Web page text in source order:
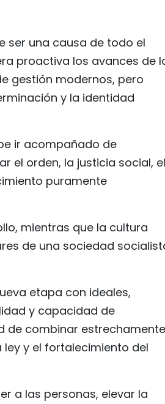
ser una causa de todo el
proactiva los avances de
gestión modernos, pero
y la identidad
ir acompañado de
el orden, la justicia social, el
puramente
mientras que la cultura
de una sociedad
etapa con ideales,
y capacidad de
de combinar estrechamente
y el fortalecimiento del
a las personas, elevar la